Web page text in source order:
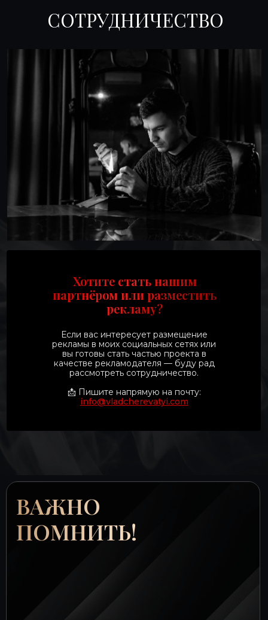
СОТРУДНИЧЕСТВО
Хотите стать нашим
партнёром или разместить
рекламу?
Если вас интересует размещение
рекламы в моих социальных сетях или
вы готовы стать частью проекта в
качестве рекламодателя — буду рад
рассмотреть сотрудничество.
📩 Пишите напрямую на почту:
info@vladcherevatyi.com
ВАЖНО
ПОМНИТЬ!